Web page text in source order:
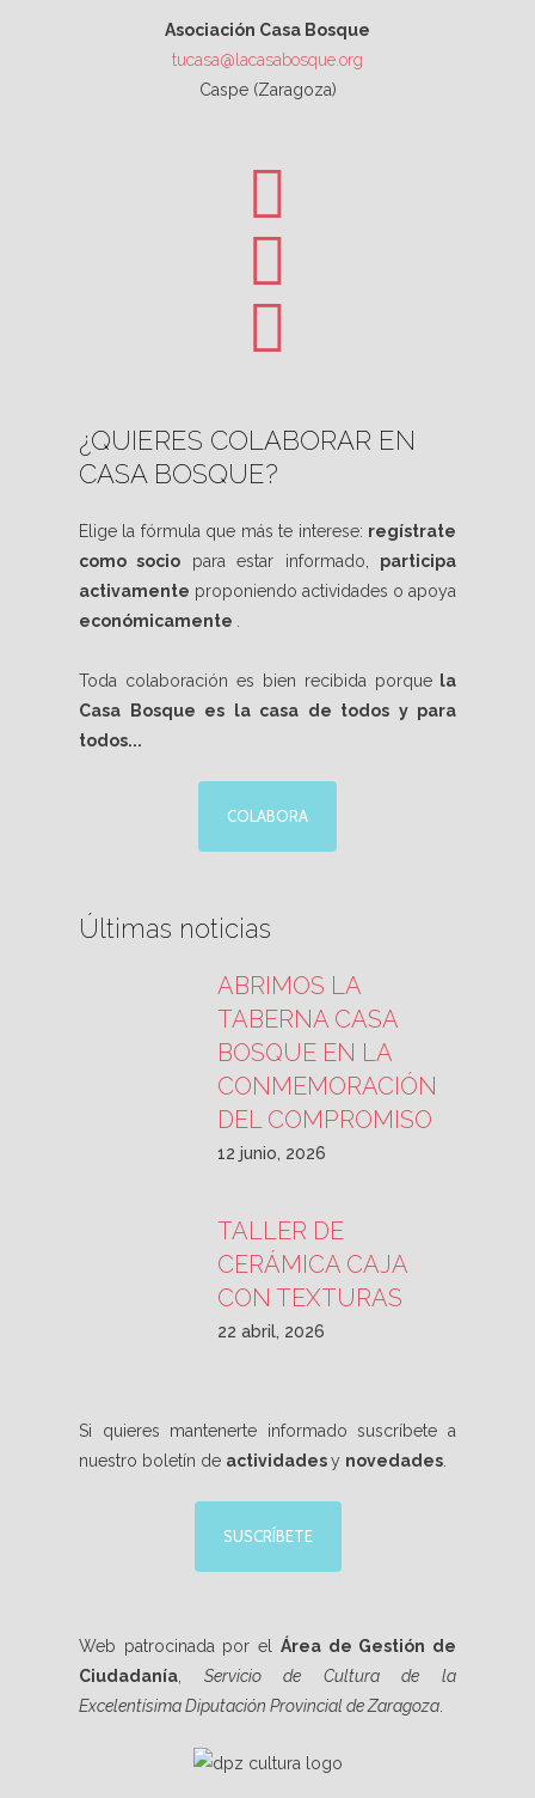
Asociación Casa Bosque
tucasa@lacasabosque.org
Caspe (Zaragoza)
¿QUIERES COLABORAR EN
CASA BOSQUE?
Elige la fórmula que más te interese: regístrate
como socio para estar informado, participa
activamente proponiendo actividades o apoya
económicamente
Toda colaboración es bien recibida porque la
Casa Bosque es la casa de todos y para
todos...
COLABORA
Últimas noticias
ABRIMOS LA
TABERNA CASA
BOSQUE EN LA
CONMEMORACIÓN
DEL COMPROMISO
12 junio, 2026
TALLER DE
CERÁMICA CAJA
CON TEXTURAS
22 abril, 2026
Si quieres mantenerte informado suscríbete a
nuestro boletín de actividadesy novedades
SUSCRÍBETE
Web patrocinada por el Área de Gestión de
Ciudadanía
Servicio de Cultura de la
Excelentísima Diputación Provincial de Zaragoza